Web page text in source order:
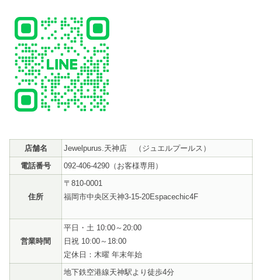
店舗名 Jewelpurus.天神店
（ジュエルプールス）
電話番号
092-406-4290（お客様専用）
住所
〒810-0001
福岡市中央区天神3-15-20Espacechic4F
営業時間
平日・土 10:00～20:00
日祝 10:00～18:00
定休日：木曜 年末年始
地下鉄空港線天神駅より徒歩4分